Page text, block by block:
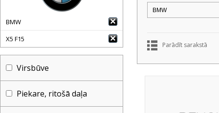
BMW
X5 F15
Virsbūve
Piekare, ritošā daļa
Parādīt sarakstā